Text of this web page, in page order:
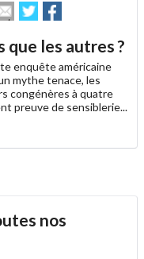
EnvoyerPartager
sur sur
que les autres ?
enquête américaine
mythe tenace, les
congénères à quatre
preuve de sensiblerie...
nos